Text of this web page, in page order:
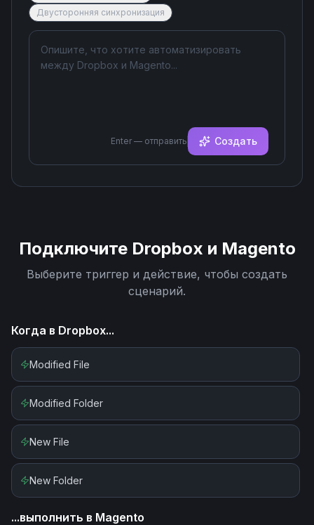
Двусторонняя синхронизация
Enter — отправить Создать
Подключите Dropbox и Magento
Выберите триггер и действие, чтобы создать
сценарий.
Когда в Dropbox...
Modified File
Modified Folder
New File
New Folder
...выполнить в Magento